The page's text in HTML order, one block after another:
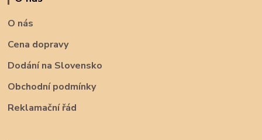
O nás
Cena dopravy
Dodání na Slovensko
Obchodní podmínky
Reklamační řád